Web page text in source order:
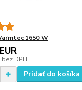
1650 W
bez DPH
Pridať do košíka